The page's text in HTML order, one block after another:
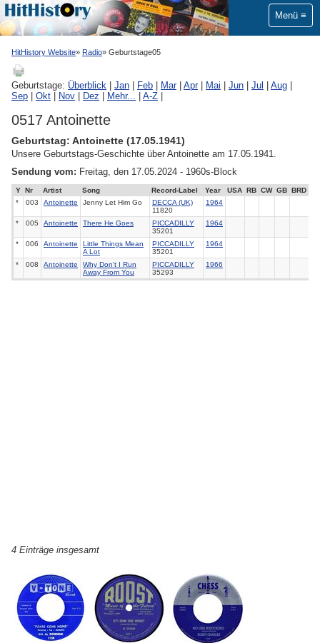
Menü
HitHistory Website Radio Geburtstage05
Geburtstage: Überblick Jan Feb Mar| Apr| Mai Jun Jul Aug
Sep
Okt Nov Dez Mehr... A-Z
0517 Antoinette
Geburtstag: Antoinette (17.05.1941)
Unsere Geburtstags-Geschichte über Antoinette am 17.05.1941.
Sendung vom: Freitag, den 17.05.2024 - 1960s-Block
Y Nr Artist Song Record-Label Year USA RB CW GB
BRD
*
003 Antoinette Jenny Let Him Go
DECCA (UK)
11820
1964
* 005 Antoinette There He Goes
PICCADILLY
35201
1964
* 006 Antoinette
Little Things Mean
A Lot
PICCADILLY
35201
1964
* 008 Antoinette
Why Don't I Run
Away From You
PICCADILLY
35293
1966
4 Einträge insgesamt